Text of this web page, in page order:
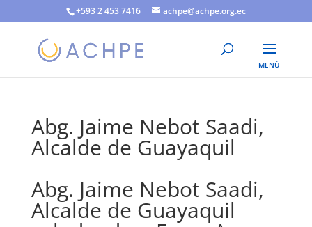
+593 2 453 7416 achpe@achpe.org.ec
Abg. Jaime Nebot Saadi,
Alcalde de Guayaquil
Abg. Jaime Nebot Saadi,
Alcalde de Guayaquil